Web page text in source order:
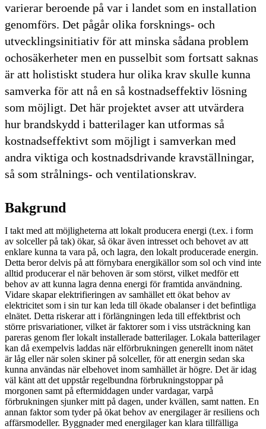
varierar beroende på var i landet som en installation
genomförs. Det pågår olika forsknings- och
utvecklingsinitiativ för att minska sådana problem
ochosäkerheter men en pusselbit som fortsatt saknas
är att holistiskt studera hur olika krav skulle kunna
samverka för att nå en så kostnadseffektiv lösning
som möjligt. Det här projektet avser att utvärdera
hur brandskydd i batterilager kan utformas så
kostnadseffektivt som möjligt i samverkan med
andra viktiga och kostnadsdrivande kravställningar,
så som strålnings- och ventilationskrav.
Bakgrund
I takt med att möjligheterna att lokalt producera energi (t.ex. i form
av solceller på tak) ökar, så ökar även intresset och behovet av att
enklare kunna ta vara på, och lagra, den lokalt producerade energin.
Detta beror delvis på att förnybara energikällor som sol och vind inte
alltid producerar el när behoven är som störst, vilket medför ett
behov av att kunna lagra denna energi för framtida användning.
Vidare skapar elektrifieringen av samhället ett ökat behov av
elektricitet som i sin tur kan leda till ökade obalanser i det befintliga
elnätet. Detta riskerar att i förlängningen leda till effektbrist och
större prisvariationer, vilket är faktorer som i viss utsträckning kan
pareras genom fler lokalt installerade batterilager. Lokala batterilager
kan då exempelvis laddas när elförbrukningen generellt inom nätet
är låg eller när solen skiner på solceller, för att energin sedan ska
kunna användas när elbehovet inom samhället är högre. Det är idag
väl känt att det uppstår regelbundna förbrukningstoppar på
morgonen samt på eftermiddagen under vardagar, varpå
förbrukningen sjunker mitt på dagen, under kvällen, samt natten. En
annan faktor som tyder på ökat behov av energilager är resiliens och
affärsmodeller. Byggnader med energilager kan klara tillfälliga